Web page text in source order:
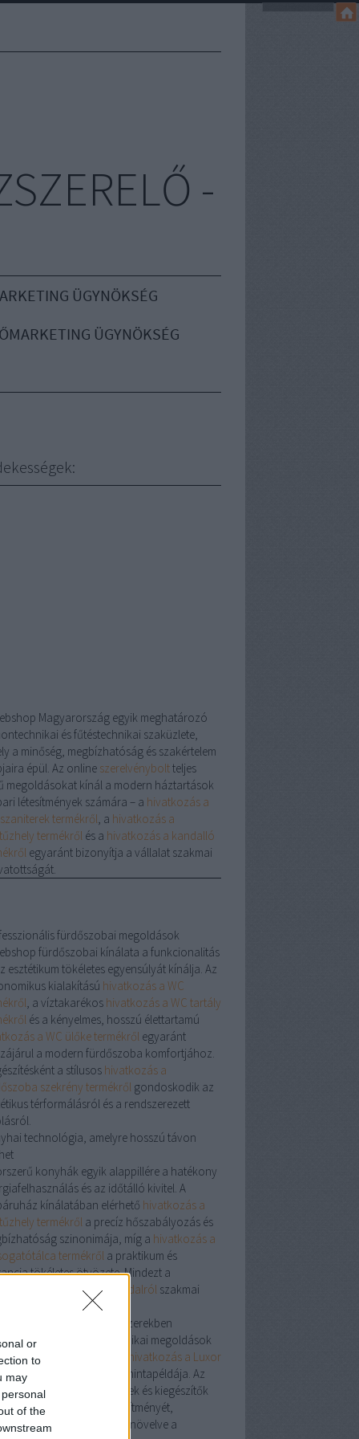
or
to
may
of the
-
ÜGYNÖKSÉG
ÜGYNÖKSÉG
Magyarország egyik meghatározó
és fűtéstechnikai szaküzlete,
a minőség, megbízhatóság és szakértelem
épül. Az online szerelvényboltteljes
megoldásokat kínál a modern háztartások
létesítmények számára – a hivatkozás a
termékről, a hivatkozás a
termékről és a hivatkozás a kandalló
egyaránt bizonyítja a vállalat szakmai
fürdőszobai megoldások
fürdőszobai kínálata a funkcionalitás
esztétikum tökéletes egyensúlyát kínálja. Az
kialakítású hivatkozás a WC
, a víztakarékos hivatkozás a WC tartály
és a kényelmes, hosszú élettartamú
a WC ülőke termékről egyaránt
a modern fürdőszoba komfortjához.
a stílusos hivatkozás a
szekrény termékről gondoskodik az
térformálásról és a rendszerezett
technológia, amelyre hosszú távon
konyhák egyik alappillére a hatékony
és az időtálló kivitel. A
kínálatában elérhető hivatkozás a
termékről a precíz hőszabályozás és
szinonimája, míg a hivatkozás a
termékről a praktikum és
tökéletes ötvözete. Mindezt a
a szerelvénybolt oldalról szakmai
egészíti ki.
precizitás a fűtési rendszerekben
fűtéstechnikai megoldások
elkötelezettek számára a
hivatkozás a Luxor
a precíz hőelosztás mintapéldája. Az
kialakítású osztótestek és kiegészítők
a rendszer teljesítményét,
a veszteségeket és növelve a